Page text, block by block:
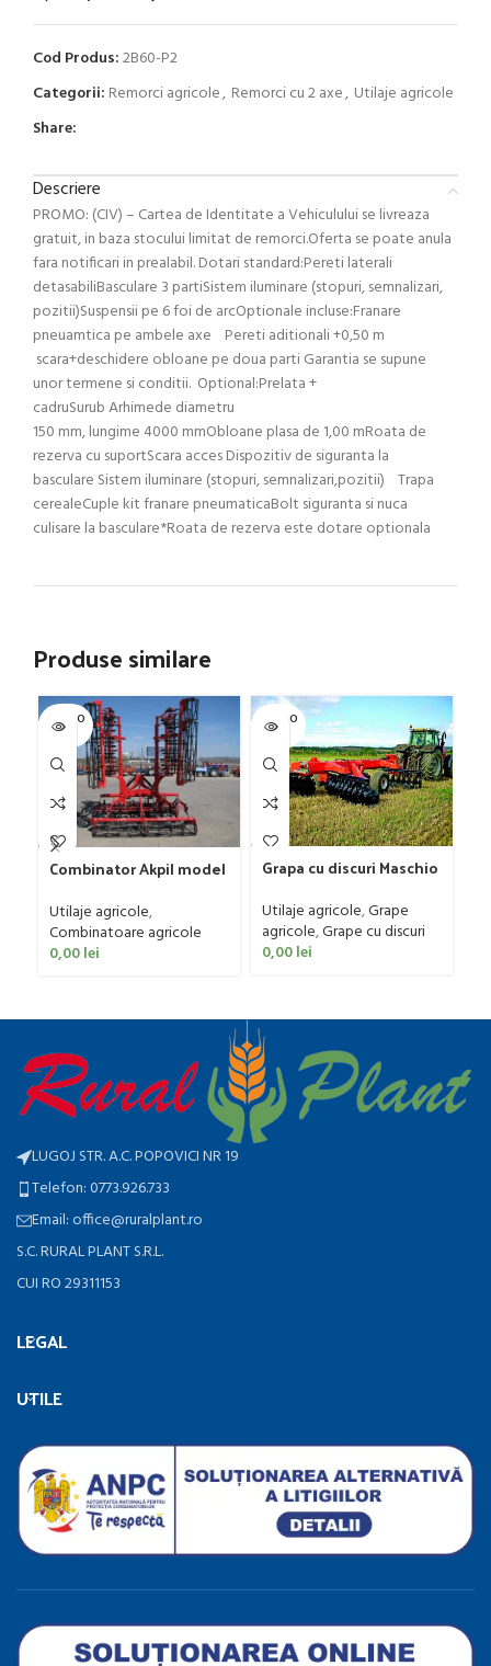
Cod Produs:2B60-P2
Categorii: Remorci agricole, Remorci cu 2 axe, Utilaje agricole
Share:
Descriere
PROMO: (CIV) – Cartea de Identitate a Vehiculului se livreaza
gratuit, in baza stocului limitat de remorci.Oferta se poate anula
fara notificari in prealabil. Dotari standard:Pereti laterali
detasabiliBasculare 3 partiSistem iluminare (stopuri, semnalizari,
pozitii)Suspensii pe 6 foi de arcOptionale incluse:Franare
pneuamtica pe ambele axe Pereti aditionali +0,50 m
scara+deschidere obloane pe doua parti Garantia se supune
unor termene si conditii. Optional:Prelata +
cadruSurub Arhimede diametru
150 mm, lungime 4000 mmObloane plasa de 1,00 mRoata de
rezerva cu suportScara acces Dispozitiv de siguranta la
basculare Sistem iluminare (stopuri, semnalizari,pozitii) Trapa
cerealeCuple kit franare pneumaticaBolt siguranta si nuca
culisare la basculare*Roata de rezerva este dotare optionala
Produse similare
SOLD O
UT
Combinator Akpil model
Utilaje agricole,
Combinatoare agricole
0,00lei
SOLD O
UT
Grapa cu discuri Maschio
Utilaje agricole,Grape
agricole,Grape cu discuri
0,00lei
LUGOJ STR. A.C. POPOVICI NR 19
Telefon: 0773.926.733
Email: office@ruralplant.ro
S.C. RURAL PLANT S.R.L.
CUI RO 29311153
LEGAL
UTILE